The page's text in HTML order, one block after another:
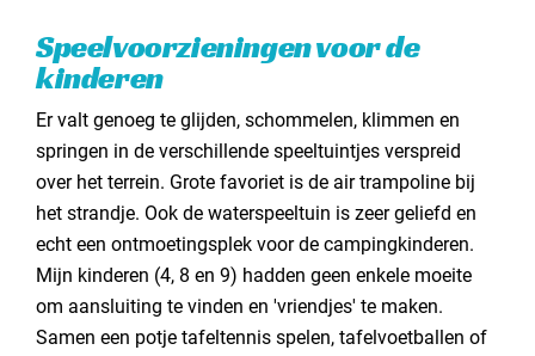
Speelvoorzieningen voor de
kinderen
Er valt genoeg te glijden, schommelen, klimmen en
springen in de verschillende speeltuintjes verspreid
over het terrein. Grote favoriet is de air trampoline bij
het strandje. Ook de waterspeeltuin is zeer geliefd en
echt een ontmoetingsplek voor de campingkinderen.
Mijn kinderen (4, 8 en 9) hadden geen enkele moeite
om aansluiting te vinden en 'vriendjes' te maken.
Samen een potje tafeltennis spelen, tafelvoetballen of